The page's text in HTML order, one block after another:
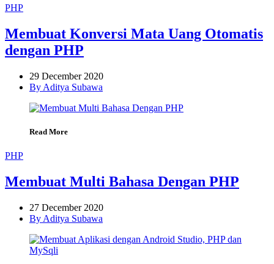
PHP
Membuat Konversi Mata Uang Otomatis
dengan PHP
29 December 2020
By Aditya Subawa
Read More
PHP
Membuat Multi Bahasa Dengan PHP
27 December 2020
By Aditya Subawa